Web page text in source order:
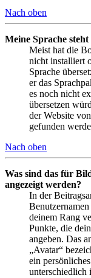
Nach oben
Meine Sprache
Meist hat die
nicht installiert
Sprache
er das
es noch nicht
übersetzen
der Website von
gefunden
Nach oben
Was sind das für
angezeigt werden?
In der
deinem Rang
Punkte, die
angeben. Das
„Avatar“
ein
unterschiedlich